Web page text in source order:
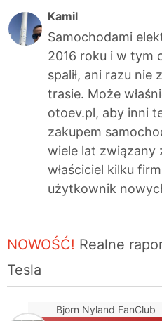
Kamil
Samochodami
2016 roku i w tym
spalił, ani razu nie
trasie. Może
otoev.pl, aby inni
zakupem
wiele lat związany
właściciel kilku
użytkownik
NOWOŚĆ! Realne
Tesla
Bjorn Nyland FanClub